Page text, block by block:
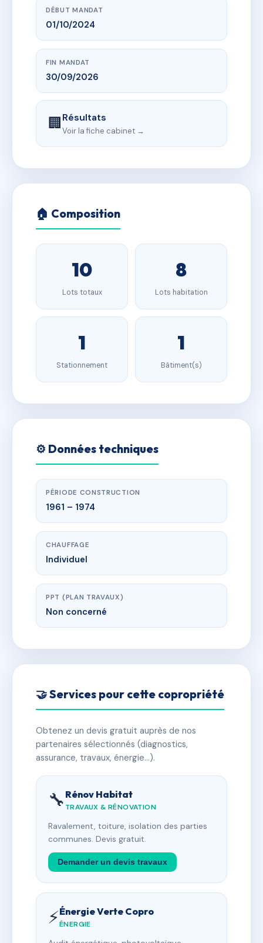
DÉBUT MANDAT
01/10/2024
FIN MANDAT
30/09/2026
🏢Résultats
Voir la fiche cabinet →
🏠 Composition
10
Lots totaux
8
Lots habitation
1
Stationnement
1
Bâtiment(s)
⚙️ Données techniques
PÉRIODE CONSTRUCTION
1961 – 1974
CHAUFFAGE
Individuel
PPT (PLAN TRAVAUX)
Non concerné
🤝 Services pour cette copropriété
Obtenez un devis gratuit auprès de nos
partenaires sélectionnés (diagnostics,
assurance, travaux, énergie…).
🔧 Rénov Habitat
TRAVAUX & RÉNOVATION
Ravalement, toiture, isolation des parties
communes. Devis gratuit.
Demander un devis travaux
⚡Énergie Verte Copro
ÉNERGIE